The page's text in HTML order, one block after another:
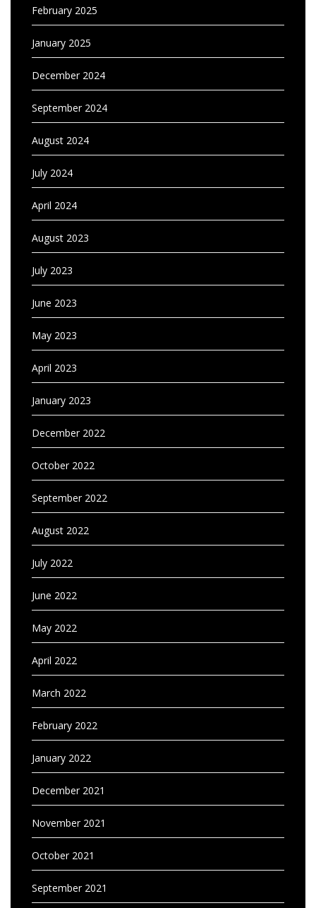
February 2025
January 2025
December 2024
September 2024
August 2024
July 2024
April 2024
August 2023
July 2023
June 2023
May 2023
April 2023
January 2023
December 2022
October 2022
September 2022
August 2022
July 2022
June 2022
May 2022
April 2022
March 2022
February 2022
January 2022
December 2021
November 2021
October 2021
September 2021